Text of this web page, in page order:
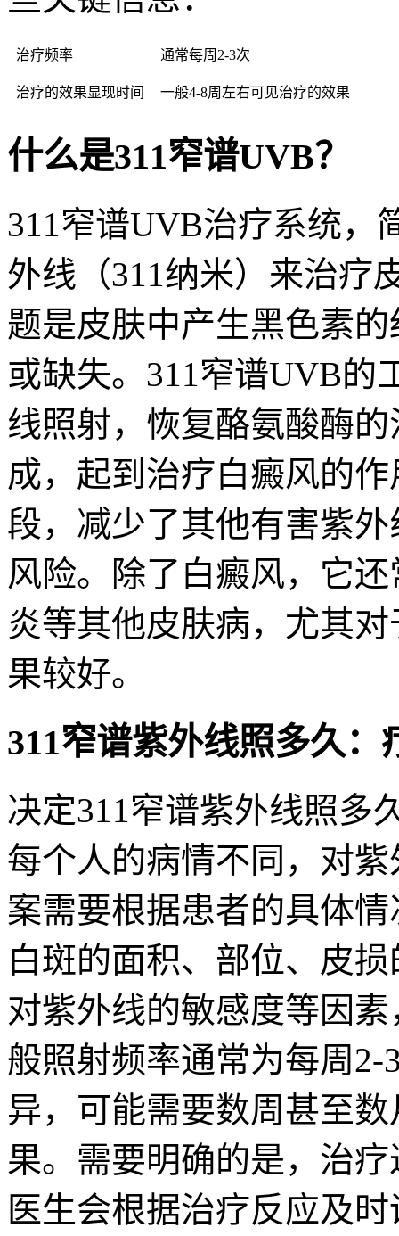
治疗频率 通常每周2-3次
治疗的效果显现时间 一般4-8周左右可见治疗的效果
什么是311窄谱UVB？
311窄谱UVB治疗系统，
外线（311纳米）来治疗
题是皮肤中产生黑色素
或缺失。311窄谱UVB的
线照射，恢复酪氨酸酶
成，起到治疗白癜风的
段，减少了其他有害紫
风险。除了白癜风，它
炎等其他皮肤病，尤其
果较好。
311窄谱紫外线照多久：
决定311窄谱紫外线照多
每个人的病情不同，对
案需要根据患者的具体
白斑的面积、部位、皮
对紫外线的敏感度等因
般照射频率通常为每周
异，可能需要数周甚至
果。需要明确的是，治
医生会根据治疗反应及